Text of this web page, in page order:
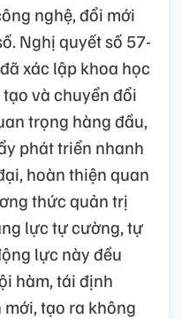
nghệ, đổi mới
Nghị quyết số 57-
xác lập khoa học
và chuyển đổi
trọng hàng đầu,
phát triển nhanh
hoàn thiện quan
thức quản trị
lực tự cường, tự
lực này đều
hàm, tái định
tạo ra không